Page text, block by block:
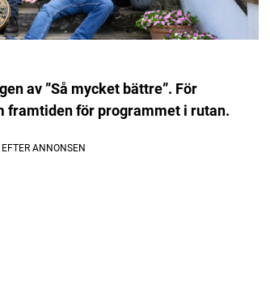
av ”Så mycket bättre”. För
framtiden för programmet i rutan.